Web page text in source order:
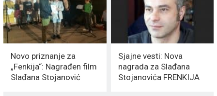
Novo priznanje za
„Fenkija“: Nagrađen film
Slađana Stojanović
Sjajne vesti: Nova
nagrada za Slađana
Stojanovića FRENKIJA